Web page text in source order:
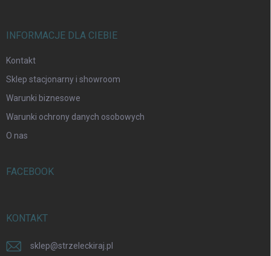
INFORMACJE DLA CIEBIE
Kontakt
Sklep stacjonarny i showroom
Warunki biznesowe
Warunki ochrony danych osobowych
O nas
FACEBOOK
KONTAKT
sklep@strzeleckiraj.pl